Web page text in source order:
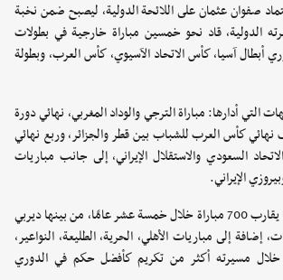
تم اعتماد صفوان عثمان على اللائحة الدولية، ليصبح ضمن نخبة
الدولية، قاد نحو خمسين مباراة خارجية في بطولات
أبطال آسيا، كأس الاتحاد الآسيوي، كأس العرب، وبطولة
التي أدارها: مباراة الترجي والوداد المغربي، نهائي دورة
نهائي كأس العرب للشباب بين قطر والجزائر، وربع نهائي
السعودي والاستقلال الإيراني، إلى جانب مباريات
الإيراني.
محليًا، أدار عثمان ما يقارب 700 مباراة خلال خمسة عشر عامًا، من بينها ديربي
إلى مباريات الأهلي، الحرية، الطليعة، النواعير،
خلال مسيرته أكثر من تكريم كأفضل حكم في الدوري